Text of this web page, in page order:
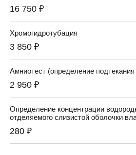
16 750 ₽
Хромогидротубация
3 850 ₽
Амниотест (определение
2 950 ₽
Определение концентрации
отделяемого слизистой оболочки
280 ₽